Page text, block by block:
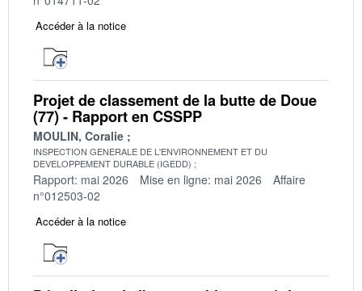
Accéder à la notice
Projet de classement de la butte de Doue
(77) - Rapport en CSSPP
MOULIN, Coralie
INSPECTION GENERALE DE L'ENVIRONNEMENT ET DU
DEVELOPPEMENT DURABLE (IGEDD)
Rapport: mai 2026 Mise en ligne: mai 2026
Affaire
n°012503-02
Accéder à la notice